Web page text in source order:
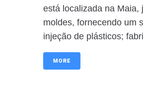
está localizada na Maia,
moldes, fornecendo um
injeção de plásticos;
MORE